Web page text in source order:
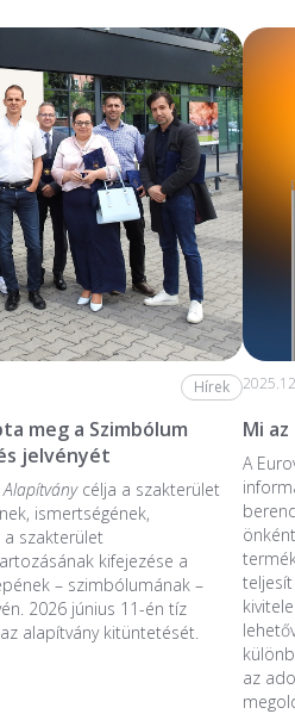
Hírek
meg a Szimbólum
jelvényét
célja a szakterület
ismertségének,
a szakterület
kifejezése a
– szimbólumának –
2026 június 11-én tíz
alapítvány kitüntetését.
Mi
A
az